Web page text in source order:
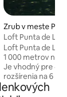
4,98 z
Zrub v meste
Loft Punta de
Loft Punta de
1 000 metrov nad
Je vhodný pre 4
rozšírenia na 6
flexibilnej sadzbe. Užite si nádherný